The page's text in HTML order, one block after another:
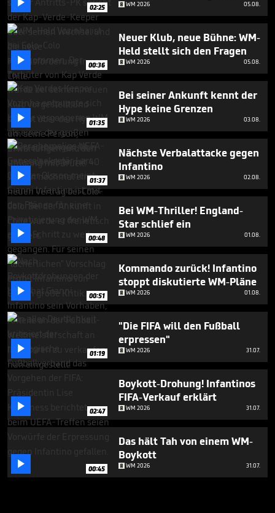
seconds
02:25 WM 2026 05.08.
 00:36
Neuer Klub, neue Bühne: WM-
Held stellt sich den Fragen
WM 2026 05.08.
 01:35
Bei seiner Ankunft kennt der
Hype keine Grenzen
WM 2026 03.08.
 01:37
Nächste Verbalattacke gegen
Infantino
WM 2026 02.08.
 00:48
Bei WM-Thriller! England-
Star schlief ein
WM 2026 01.08.
 00:51
Kommando zurück! Infantino
stoppt diskutierte WM-Pläne
WM 2026 01.08.
 01:19
"Die FIFA will den Fußball
erpressen"
WM 2026 31.07.
 02:47
Boykott-Drohung! Infantinos
FIFA-Verkauf erklärt
WM 2026 31.07.
 00:45
Das hält Tah von einem WM-
Boykott
WM 2026 31.07.